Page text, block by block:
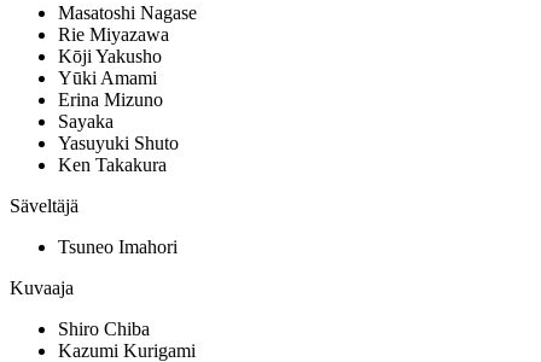
Masatoshi Nagase
Rie Miyazawa
Kōji Yakusho
Yūki Amami
Erina Mizuno
Sayaka
Yasuyuki Shuto
Ken Takakura
Säveltäjä
Tsuneo Imahori
Kuvaaja
Shiro Chiba
Kazumi Kurigami